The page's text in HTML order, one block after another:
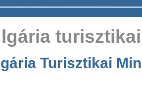
Turisztikai